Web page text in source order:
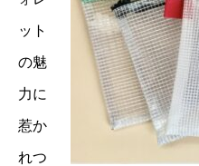
ット
の魅
力に
惹か
れつ